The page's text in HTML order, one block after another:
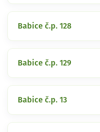
Babice č.p. 128
Babice č.p. 129
Babice č.p. 13